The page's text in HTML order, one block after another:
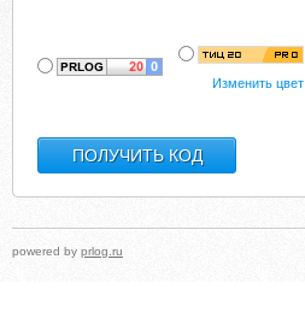
Изменить цвет
powered by prlog.ru